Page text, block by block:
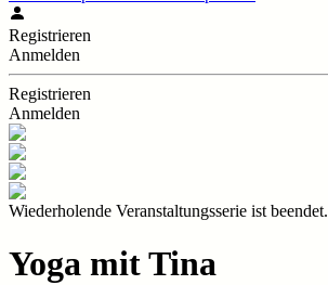
Registrieren
Anmelden
Registrieren
Anmelden
Wiederholende Veranstaltungsserie ist beendet.
Yoga mit Tina